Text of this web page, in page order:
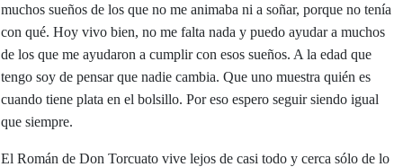
muchos sueños de los que no me animaba ni a soñar, porque no tenía
con qué. Hoy vivo bien, no me falta nada y puedo ayudar a muchos
de los que me ayudaron a cumplir con esos sueños. A la edad que
tengo soy de pensar que nadie cambia. Que uno muestra quién es
cuando tiene plata en el bolsillo. Por eso espero seguir siendo igual
que siempre.
El Román de Don Torcuato vive lejos de casi todo y cerca sólo de lo